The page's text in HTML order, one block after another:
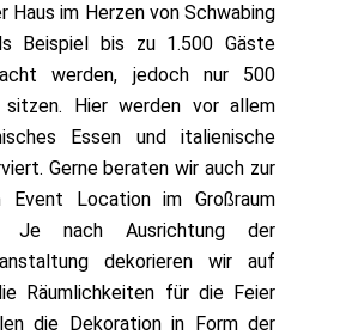
Haus im Herzen von Schwabing
Beispiel bis zu 1.500 Gäste
werden, jedoch nur 500
sitzen. Hier werden vor allem
Essen und italienische
Gerne beraten wir auch zur
Event Location im Großraum
Je nach Ausrichtung der
dekorieren wir auf
Räumlichkeiten für die Feier
die Dekoration in Form der